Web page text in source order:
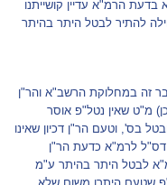
הרמ"א עדיין קושייתנו
להתיר לבטל היתר בהיתר
דבר זה במחלוקת הרשב"א והר"ן
מ"ט שאין נטל"פ אוסר
בס', וטעם הר"ן דכיון שאינו
דס"ל לרמ"א כדעת הר"ן
לבטל היתר בהיתר ע"מ